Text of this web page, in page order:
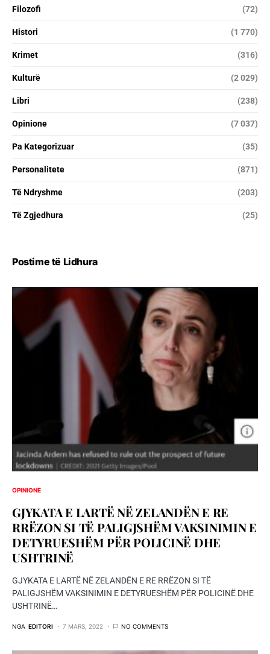
Filozofi (72)
Histori (1 770)
Krimet (316)
Kulturë (2 029)
Libri (238)
Opinione (7 037)
Pa Kategorizuar (35)
Personalitete (871)
Të Ndryshme (203)
Të Zgjedhura (25)
Postime të Lidhura
OPINIONE
GJYKATA E LARTË NË ZELANDËN E RE
RRËZON SI TË PALIGJSHËM VAKSINIMIN E
DETYRUESHËM PËR POLICINË DHE
USHTRINË
GJYKATA E LARTË NË ZELANDËN E RE RRËZON SI TË
PALIGJSHËM VAKSINIMIN E DETYRUESHËM PËR POLICINË DHE
USHTRINË…
NGA EDITORI 7 MARS, 2022 NO COMMENTS